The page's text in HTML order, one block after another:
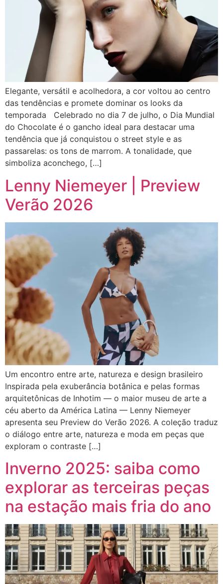
Elegante, versátil e acolhedora, a cor voltou ao centro
das tendências e promete dominar os looks da
temporada Celebrado no dia 7 de julho, o Dia Mundial
do Chocolate é o gancho ideal para destacar uma
tendência que já conquistou o street style e as
passarelas: os tons de marrom. A tonalidade, que
simboliza aconchego, […]
Lenny Niemeyer | Preview
Verão 2026
Um encontro entre arte, natureza e design brasileiro
Inspirada pela exuberância botânica e pelas formas
arquitetônicas de Inhotim — o maior museu de arte a
céu aberto da América Latina — Lenny Niemeyer
apresenta seu Preview do Verão 2026. A coleção traduz
o diálogo entre arte, natureza e moda em peças que
exploram o contraste […]
Inverno 2025: saiba como
explorar as terceiras peças
na estação mais fria do ano